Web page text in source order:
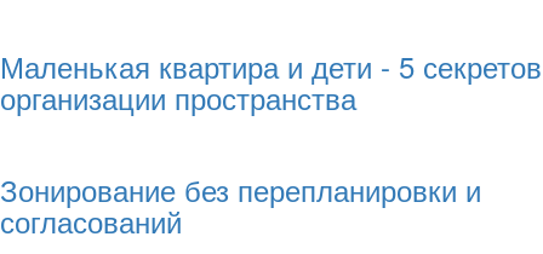
Маленькая квартира и дети - 5 секретов
организации пространства
Зонирование без перепланировки и
согласований